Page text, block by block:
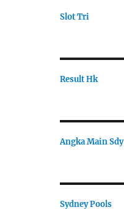
Slot Tri
Result Hk
Angka Main Sdy
Sydney Pools